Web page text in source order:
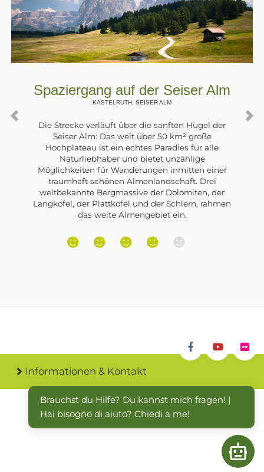
Spaziergang am Zoggler
ULTENTAL, , ST. WALBURG
Im Ultental wurden in den 60er Jahren für
Errichtung von Wasserkraftwerken große
in die Natur durchgeführt: Dämme wurden
gebaut und Stauseen geschaffen. Der größte
davon, in der Nähe von St. Walburg, ist der
Zogglersee. Entlang seines östlichen Ufers
verläuft ein schöner breiter Forstweg.
Informationen & Kontakt
Open
Brauchst du Hilfe? Du kannst mich fragen! |
Hai bisogno di aiuto? Chiedi a me!